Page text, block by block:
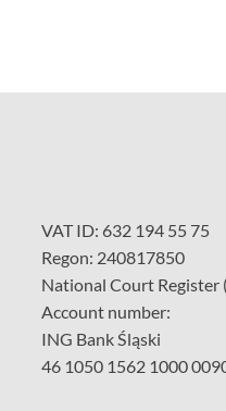
VAT ID: 632 194 55 75
Regon: 240817850
National Court Register
Account number:
ING Bank Śląski
46 1050 1562 1000